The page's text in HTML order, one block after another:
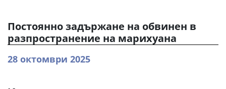
Постоянно задържане на обвинен в
разпространение на марихуана
28 октомври 2025